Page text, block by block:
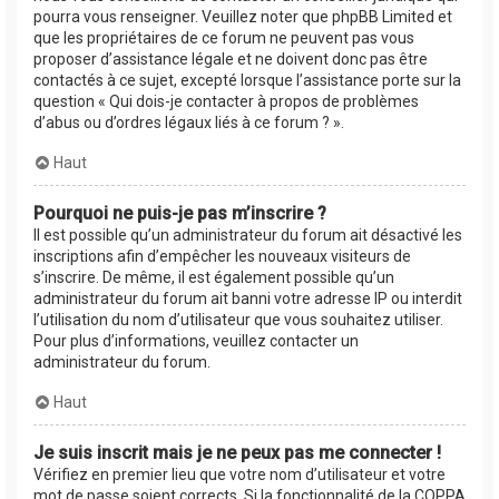
pourra vous renseigner. Veuillez noter que phpBB Limited et
que les propriétaires de ce forum ne peuvent pas vous
proposer d’assistance légale et ne doivent donc pas être
contactés à ce sujet, excepté lorsque l’assistance porte sur la
question « Qui dois-je contacter à propos de problèmes
d’abus ou d’ordres légaux liés à ce forum ? ».
Haut
Pourquoi ne puis-je pas m’inscrire ?
Il est possible qu’un administrateur du forum ait désactivé les
inscriptions afin d’empêcher les nouveaux visiteurs de
s’inscrire. De même, il est également possible qu’un
administrateur du forum ait banni votre adresse IP ou interdit
l’utilisation du nom d’utilisateur que vous souhaitez utiliser.
Pour plus d’informations, veuillez contacter un
administrateur du forum.
Haut
Je suis inscrit mais je ne peux pas me connecter !
Vérifiez en premier lieu que votre nom d’utilisateur et votre
mot de passe soient corrects. Si la fonctionnalité de la COPPA